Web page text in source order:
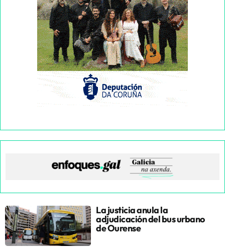
La justicia anula la
adjudicación del bus urbano
de Ourense